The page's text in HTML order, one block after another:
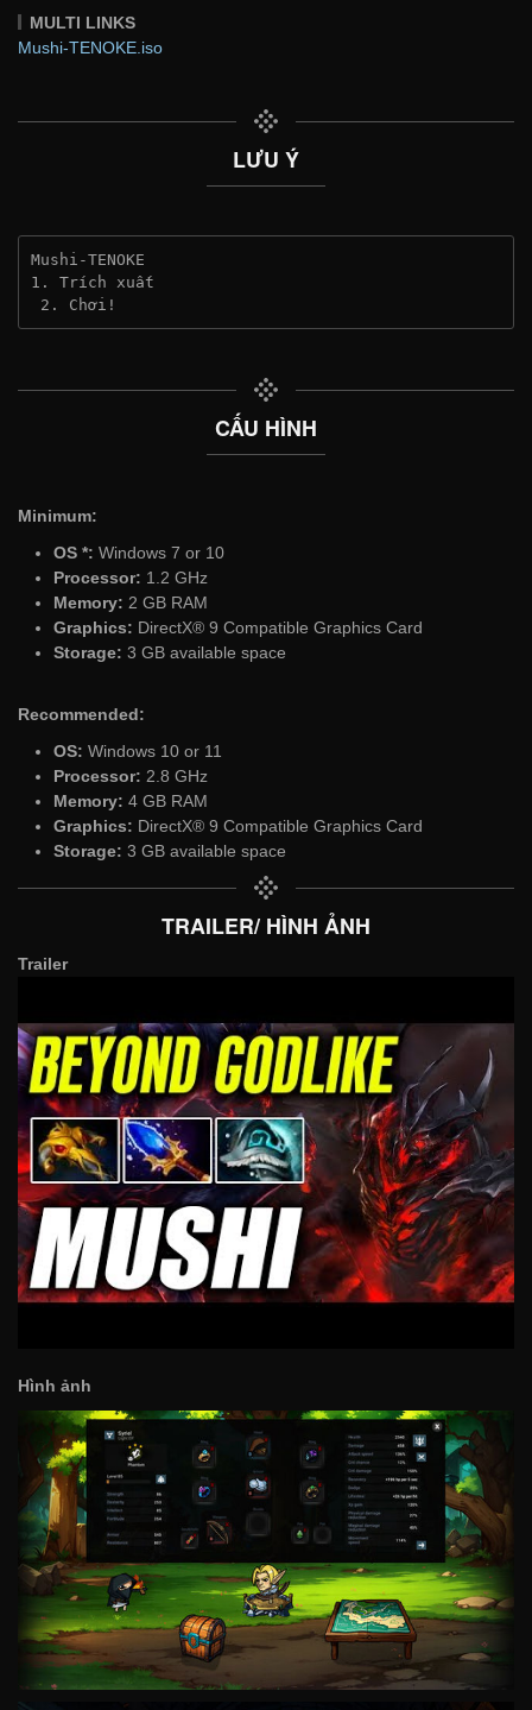
MULTI LINKS
Mushi-TENOKE.iso
LƯU Ý
Mushi-TENOKE
1. Trích xuất
2. Chơi!
CẤU HÌNH
Minimum:
OS *: Windows 7 or 10
Processor: 1.2 GHz
Memory: 2 GB RAM
Graphics: DirectX® 9 Compatible Graphics Card
Storage: 3 GB available space
Recommended:
OS: Windows 10 or 11
Processor: 2.8 GHz
Memory: 4 GB RAM
Graphics: DirectX® 9 Compatible Graphics Card
Storage: 3 GB available space
TRAILER/ HÌNH ẢNH
Trailer
Hình ảnh